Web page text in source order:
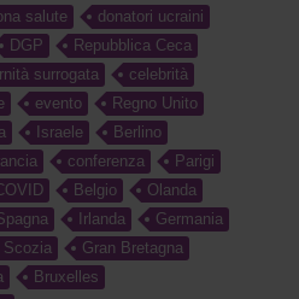
salute
donatori ucraini
DGP
Repubblica Ceca
surrogata
celebrità
evento
Regno Unito
Israele
Berlino
conferenza
Parigi
Belgio
Olanda
Irlanda
Germania
Scozia
Gran Bretagna
Bruxelles